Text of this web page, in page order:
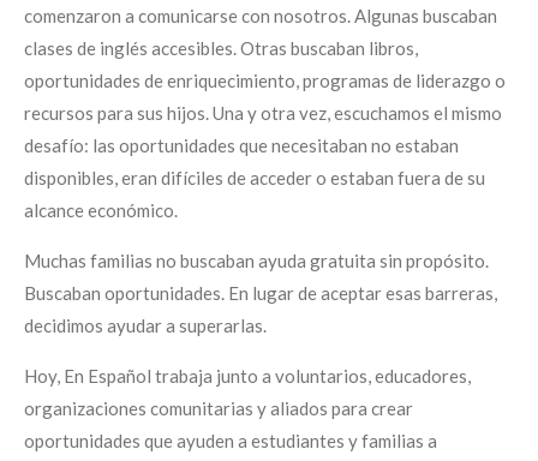
comenzaron a comunicarse con nosotros. Algunas buscaban
clases de inglés accesibles. Otras buscaban libros,
oportunidades de enriquecimiento, programas de liderazgo o
recursos para sus hijos. Una y otra vez, escuchamos el mismo
desafío: las oportunidades que necesitaban no estaban
disponibles, eran difíciles de acceder o estaban fuera de su
alcance económico.
Muchas familias no buscaban ayuda gratuita sin propósito.
Buscaban oportunidades. En lugar de aceptar esas barreras,
decidimos ayudar a superarlas.
Hoy, En Español trabaja junto a voluntarios, educadores,
organizaciones comunitarias y aliados para crear
oportunidades que ayuden a estudiantes y familias a